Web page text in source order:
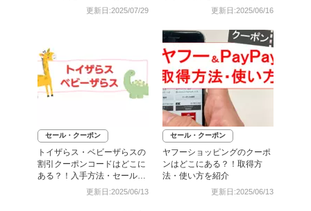
商品をご紹介！更新日:2025/07/29
る開催日や割引率は？
更新日:2025/06/16
セール・クーポン
トイザらス・ベビーザらスの
割引クーポンコードはどこに
ある？！入手方法・セール情
更新日:2025/06/13
セール・クーポン
ヤフーショッピングのクーポ
ンはどこにある？！取得方
法・使い方を紹介
更新日:2025/06/13